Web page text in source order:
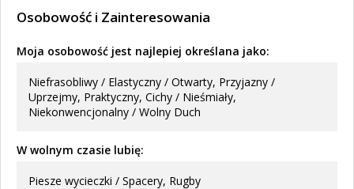
Osobowość i Zainteresowania
Moja osobowość jest najlepiej określana jako:
Niefrasobliwy / Elastyczny / Otwarty, Przyjazny /
Uprzejmy, Praktyczny, Cichy / Nieśmiały,
Niekonwencjonalny / Wolny Duch
W wolnym czasie lubię:
Piesze wycieczki / Spacery, Rugby